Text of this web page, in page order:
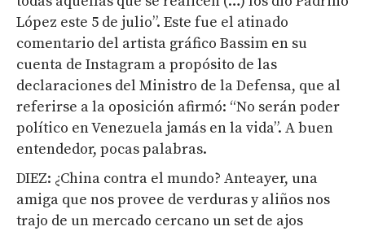
López este 5 de julio”. Este fue el atinado
comentario del artista gráfico Bassim en su
cuenta de Instagram a propósito de las
declaraciones del Ministro de la Defensa, que al
referirse a la oposición afirmó: “No serán poder
político en Venezuela jamás en la vida”. A buen
entendedor, pocas palabras.
DIEZ: ¿China contra el mundo? Anteayer, una
amiga que nos provee de verduras y aliños nos
trajo de un mercado cercano un set de ajos